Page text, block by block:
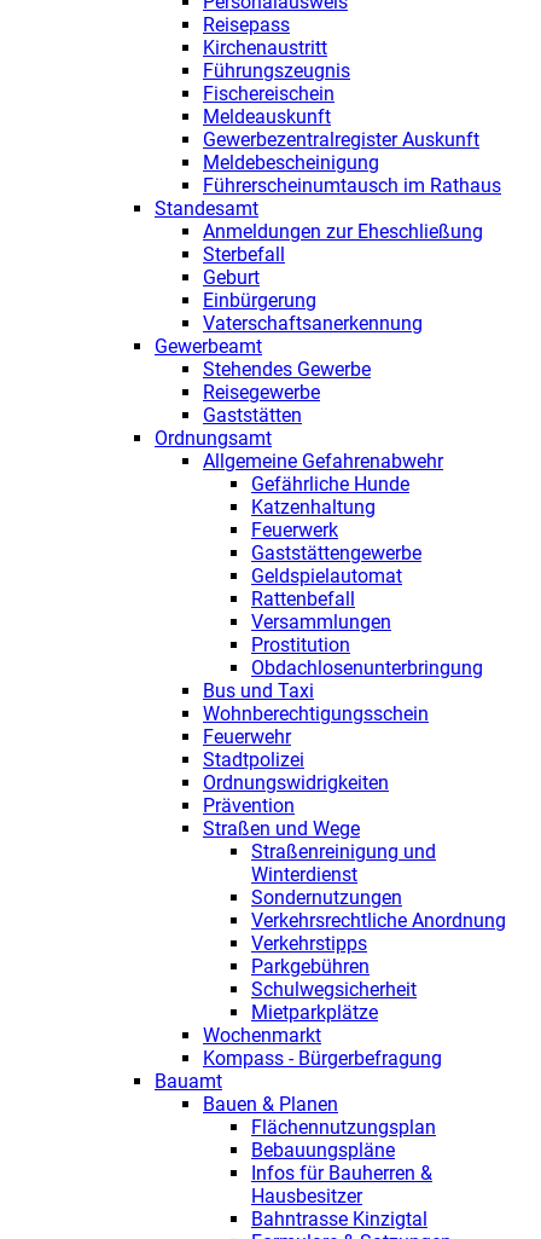
Reisepass
Kirchenaustritt
Führungszeugnis
Fischereischein
Meldeauskunft
Gewerbezentralregister Auskunft
Meldebescheinigung
Führerscheinumtausch im Rathaus
Standesamt
Anmeldungen zur Eheschließung
Sterbefall
Geburt
Einbürgerung
Vaterschaftsanerkennung
Gewerbeamt
Stehendes Gewerbe
Reisegewerbe
Gaststätten
Ordnungsamt
Allgemeine Gefahrenabwehr
Gefährliche Hunde
Katzenhaltung
Feuerwerk
Gaststättengewerbe
Geldspielautomat
Rattenbefall
Versammlungen
Prostitution
Obdachlosenunterbringung
Bus und Taxi
Wohnberechtigungsschein
Feuerwehr
Stadtpolizei
Ordnungswidrigkeiten
Prävention
Straßen und Wege
Straßenreinigung und
Winterdienst
Sondernutzungen
Verkehrsrechtliche Anordnung
Verkehrstipps
Parkgebühren
Schulwegsicherheit
Mietparkplätze
Wochenmarkt
Kompass - Bürgerbefragung
Bauamt
Bauen & Planen
Flächennutzungsplan
Bebauungspläne
Infos für Bauherren &
Hausbesitzer
Bahntrasse Kinzigtal